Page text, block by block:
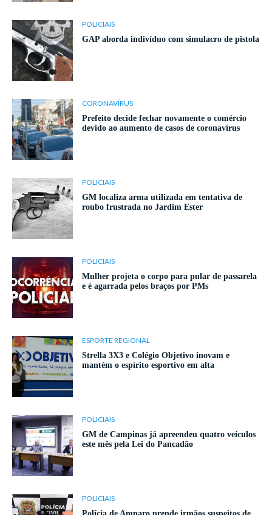
POLICIAIS
GAP aborda indivíduo com simulacro de pistola
CORONAVÍRUS
Prefeito decide fechar novamente o comércio
devido ao aumento de casos de coronavírus
POLICIAIS
GM localiza arma utilizada em tentativa de
roubo frustrada no Jardim Ester
POLICIAIS
Mulher projeta o corpo para pular de passarela
e é agarrada pelos braços por PMs
ESPORTE REGIONAL
Strella 3X3 e Colégio Objetivo inovam e
mantém o espírito esportivo em alta
POLICIAIS
GM de Campinas já apreendeu quatro veículos
este mês pela Lei do Pancadão
POLICIAIS